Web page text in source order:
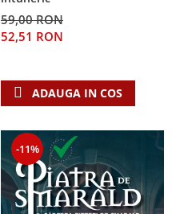
59,00 RON
52,51 RON
ADAUGA IN COS
-11%